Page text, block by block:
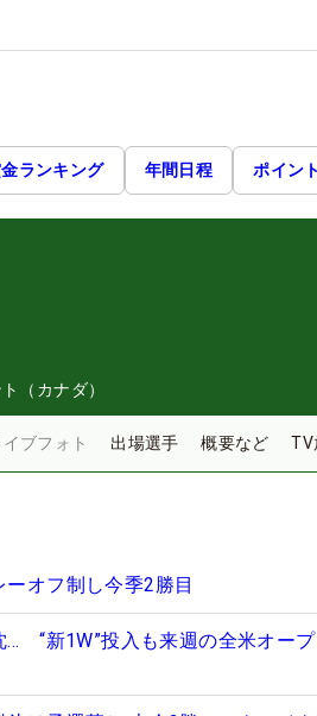
ランキング 年間日程 ポイン
（カナダ）
イブフォト 出場選手 概要など TV
オフ制し今季2勝目
“新1W”投入も来週の全米オー